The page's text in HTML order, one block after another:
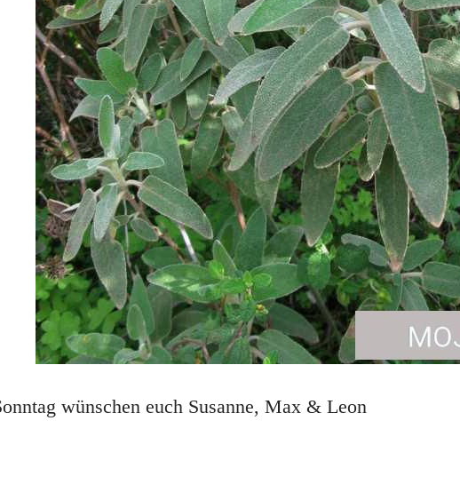
wünschen euch Susanne, Max & Leon